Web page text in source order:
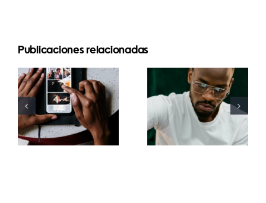
Publicaciones relacionadas
Las mejores
apps para
animar fotos
y crear
publicaciones
atractivas
mejores
estrategias
avanzadas
para mejorar
la
comprensión